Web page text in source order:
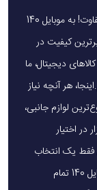
یک خرید هوشمندانه ، قیمت منصفانه، تجربه‌ای متفاوت! به موبایل 140
کیفیت در
و کالاهای دیجیتال، ما
هر آنچه نیاز
لوازم جانبی،
در اختیار
یک انتخاب
نیست، بلکه یک تجربه است! به همین دلیل در موبایل 140 تمام